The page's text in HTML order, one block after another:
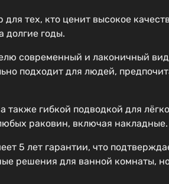
тех, кто ценит высокое
долгие годы.
современный и лаконичный
подходит для людей,
также гибкой подводкой для
раковин, включая накладные.
5 лет гарантии, что
решения для ванной комнаты,